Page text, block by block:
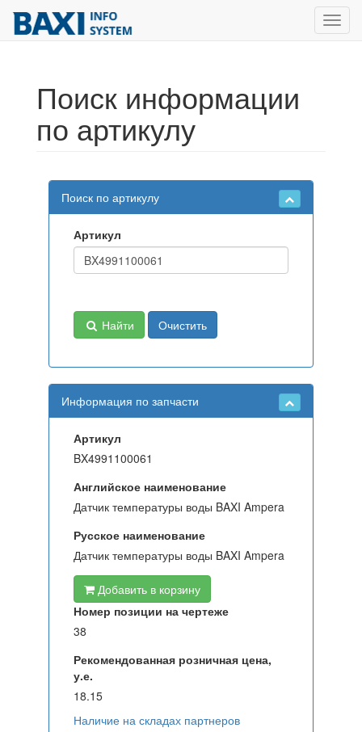
Поиск информации
по артикулу
Поиск по артикулу
Артикул
Найти Очистить
Информация по запчасти
Артикул
BX4991100061
Английское наименование
Датчик температуры воды BAXI Ampera
Русское наименование
Датчик температуры воды BAXI Ampera
Добавить в корзину
Номер позиции на чертеже
38
Рекомендованная розничная цена,
у.е.
18.15
Наличие на складах партнеров